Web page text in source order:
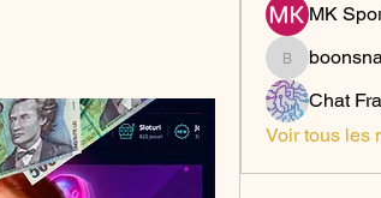
MK
boonsnake3
Chat
Voir tous les